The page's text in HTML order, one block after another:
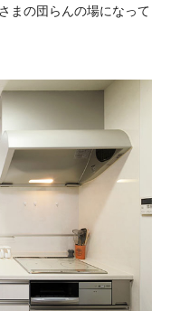
まの団らんの場になって